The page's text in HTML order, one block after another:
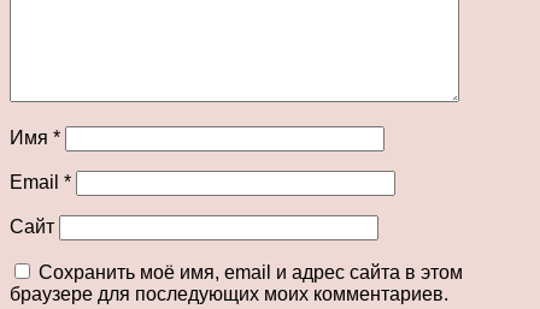
Имя *
Email *
Сайт
Сохранить моё имя, email и адрес сайта в этом
браузере для последующих моих комментариев.